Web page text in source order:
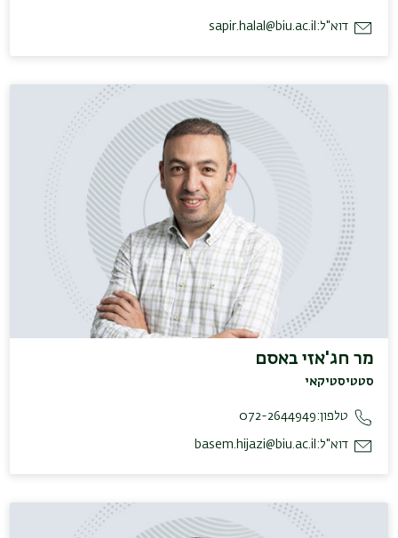
דוא"ל: sapir.halal@biu.ac.il
מר חג'אזי באסם
סטטיסטיקאי
טלפון:072-2644949
דוא"ל: basem.hijazi@biu.ac.il